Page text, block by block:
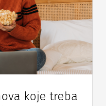
koje treba